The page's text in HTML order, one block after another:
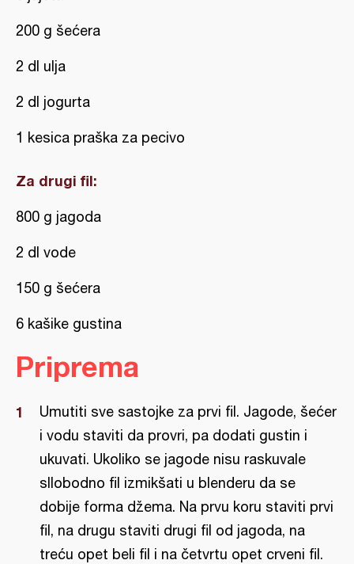
200 g šećera
2 dl ulja
2 dl jogurta
1 kesica praška za pecivo
Za drugi fil:
800 g jagoda
2 dl vode
150 g šećera
6 kašike gustina
Priprema
Umutiti sve sastojke za prvi fil. Jagode, šećer
i vodu staviti da provri, pa dodati gustin i
ukuvati. Ukoliko se jagode nisu raskuvale
sllobodno fil izmikšati u blenderu da se
dobije forma džema. Na prvu koru staviti prvi
fil, na drugu staviti drugi fil od jagoda, na
treću opet beli fil i na četvrtu opet crveni fil.